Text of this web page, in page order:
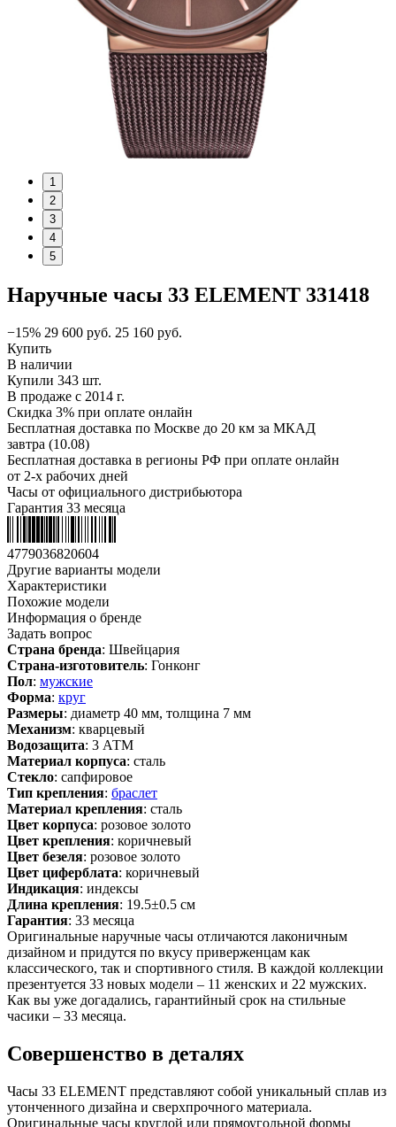
1
2
3
4
5
Наручные часы 33 ELEMENT 331418
−15% 29 600 руб. 25 160 руб.
Купить
В наличии
Купили 343 шт.
В продаже с 2014 г.
Скидка 3% при оплате онлайн
Бесплатная доставка по Москве до 20 км за МКАД
завтра (10.08)
Бесплатная доставка в регионы РФ при оплате онлайн
от 2-х рабочих дней
Часы от официального дистрибьютора
Гарантия 33 месяца
4779036820604
Другие варианты модели
Характеристики
Похожие модели
Информация о бренде
Задать вопрос
Страна бренда: Швейцария
Страна-изготовитель: Гонконг
Пол: мужские
Форма: круг
Размеры: диаметр 40 мм, толщина 7 мм
Механизм: кварцевый
Водозащита: 3 АТМ
Материал корпуса: сталь
Стекло: сапфировое
Тип крепления: браслет
Материал крепления: сталь
Цвет корпуса: розовое золото
Цвет крепления: коричневый
Цвет безеля: розовое золото
Цвет циферблата: коричневый
Индикация: индексы
Длина крепления: 19.5±0.5 см
Гарантия: 33 месяца
Оригинальные наручные часы отличаются лаконичным
дизайном и придутся по вкусу приверженцам как
классического, так и спортивного стиля. В каждой коллекции
презентуется 33 новых модели – 11 женских и 22 мужских.
Как вы уже догадались, гарантийный срок на стильные
часики – 33 месяца.
Совершенство в деталях
Часы 33 ELEMENT представляют собой уникальный сплав из
утонченного дизайна и сверхпрочного материала.
Оригинальные часы круглой или прямоугольной формы